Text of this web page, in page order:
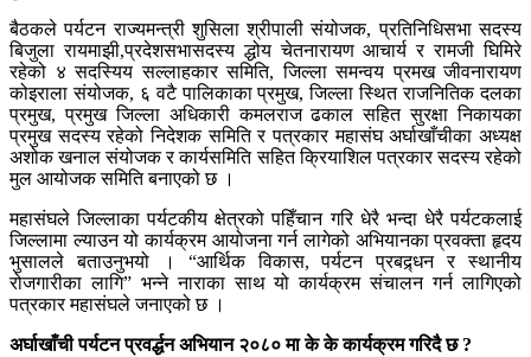
बैठकले पर्यटन राज्यमन्त्री शुसिला श्रीपाली संयोजक, प्रतिनिधिसभा सदस्य
बिजुला रायमाझी,प्रदेशसभासदस्य द्धोय चेतनारायण आचार्य र रामजी घिमिरे
रहेको ४ सदस्यिय सल्लाहकार समिति, जिल्ला समन्वय प्रमख जीवनारायण
कोइराला संयोजक, ६ वटै पालिकाका प्रमुख, जिल्ला स्थित राजनितिक दलका
प्रमुख, प्रमुख जिल्ला अधिकारी कमलराज ढकाल सहित सुरक्षा निकायका
प्रमुख सदस्य रहेको निदेशक समिति र पत्रकार महासंघ अर्घाखाँचीका अध्यक्ष
अशोक खनाल संयोजक र कार्यसमिति सहित क्रियाशिल पत्रकार सदस्य रहेको
मुल आयोजक समिति बनाएको छ ।
महासंघले जिल्लाका पर्यटकीय क्षेत्रको पहिँचान गरि धेरै भन्दा धेरै पर्यटकलाई
जिल्लामा ल्याउन यो कार्यक्रम आयोजना गर्न लागेको अभियानका प्रवक्ता हृदय
भुसालले बताउनुभयो । “आर्थिक विकास, पर्यटन प्रबद्र्धन र स्थानीय
रोजगारीका लागि” भन्ने नाराका साथ यो कार्यक्रम संचालन गर्न लागिएको
पत्रकार महासंघले जनाएको छ ।
अर्घाखाँची पर्यटन प्रवर्द्धन अभियान २०८० मा के के कार्यक्रम गरिदै छ ?